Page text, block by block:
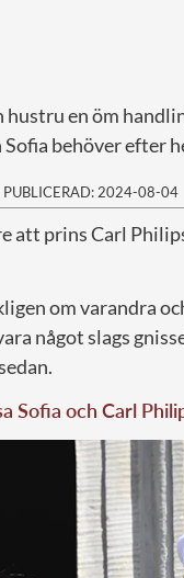
en öm
behöver efter
PUBLICERAD: 2024-08-04
att prins Carl
om varandra
något slags
Sofia och Carl